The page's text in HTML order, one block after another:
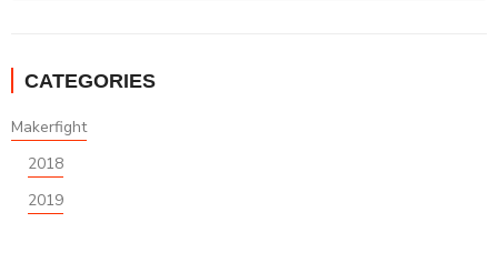
CATEGORIES
Makerfight
2018
2019